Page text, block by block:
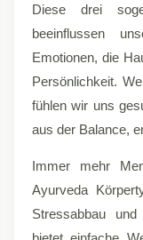
Diese drei
beeinflussen
Emotionen, die
Persönlichkeit.
fühlen wir uns
aus der Balance,
Immer mehr
Ayurveda
Stressabbau